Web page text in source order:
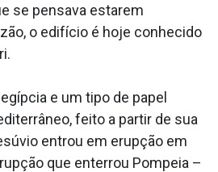
se pensava estarem
o edifício é hoje conhecido
e um tipo de papel
feito a partir de sua
entrou em erupção em
que enterrou Pompeia –